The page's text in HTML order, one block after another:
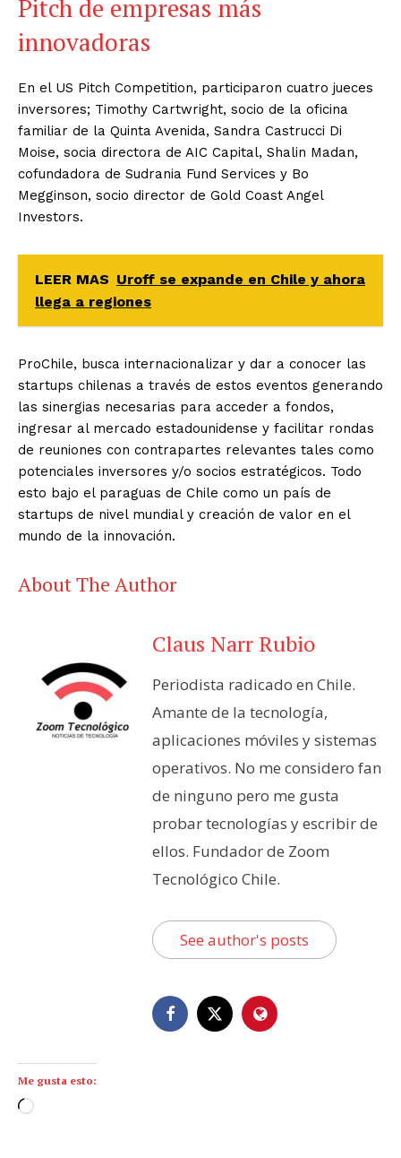
Pitch de empresas más
innovadoras
En el US Pitch Competition, participaron cuatro jueces
inversores; Timothy Cartwright, socio de la oficina
familiar de la Quinta Avenida, Sandra Castrucci Di
Moise, socia directora de AIC Capital, Shalin Madan,
cofundadora de Sudrania Fund Services y Bo
Megginson, socio director de Gold Coast Angel
Investors.
LEER MAS Uroff se expande en Chile y ahora
llega a regiones
ProChile, busca internacionalizar y dar a conocer las
startups chilenas a través de estos eventos generando
las sinergias necesarias para acceder a fondos,
ingresar al mercado estadounidense y facilitar rondas
de reuniones con contrapartes relevantes tales como
potenciales inversores y/o socios estratégicos. Todo
esto bajo el paraguas de Chile como un país de
startups de nivel mundial y creación de valor en el
mundo de la innovación.
About The Author
Claus Narr Rubio
Periodista radicado en Chile.
Amante de la tecnología,
aplicaciones móviles y sistemas
operativos. No me considero fan
de ninguno pero me gusta
probar tecnologías y escribir de
ellos. Fundador de Zoom
Tecnológico Chile.
See author's posts
Me gusta esto:
C